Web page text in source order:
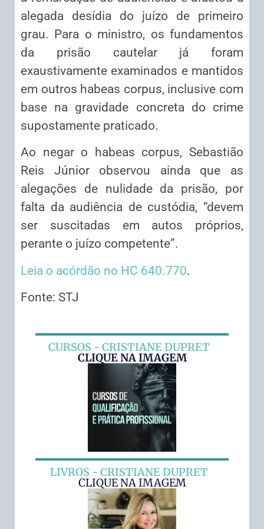
alegada desídia do juízo de primeiro
grau. Para o ministro, os fundamentos
da prisão cautelar já foram
exaustivamente examinados e mantidos
em outros habeas corpus, inclusive com
base na gravidade concreta do crime
supostamente praticado.
Ao negar o habeas corpus, Sebastião
Reis Júnior observou ainda que as
alegações de nulidade da prisão, por
falta da audiência de custódia, “devem
ser suscitadas em autos próprios,
perante o juízo competente”.
Leia o acórdão no HC 640.770.
Fonte: STJ
CURSOS - CRISTIANE DUPRET
CLIQUE NA IMAGEM
LIVROS - CRISTIANE DUPRET
CLIQUE NA IMAGEM